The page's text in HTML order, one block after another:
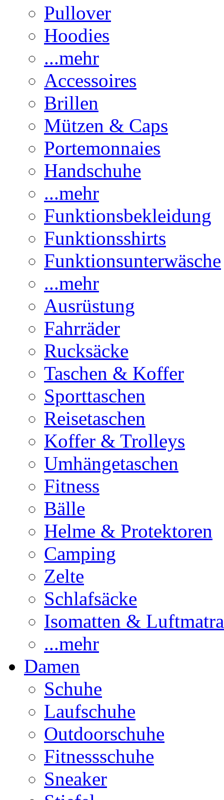
Pullover
Hoodies
...mehr
Accessoires
Brillen
Mützen & Caps
Portemonnaies
Handschuhe
...mehr
Funktionsbekleidung
Funktionsshirts
Funktionsunterwäsche
...mehr
Ausrüstung
Fahrräder
Rucksäcke
Taschen & Koffer
Sporttaschen
Reisetaschen
Koffer & Trolleys
Umhängetaschen
Fitness
Bälle
Helme & Protektoren
Camping
Zelte
Schlafsäcke
Isomatten &
...mehr
Damen
Schuhe
Laufschuhe
Outdoorschuhe
Fitnessschuhe
Sneaker